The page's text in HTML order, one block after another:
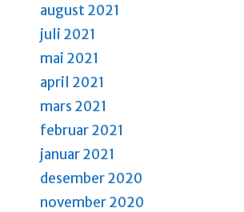
august 2021
juli 2021
mai 2021
april 2021
mars 2021
februar 2021
januar 2021
desember 2020
november 2020